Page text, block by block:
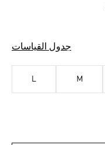
جدول القياسات
M
L